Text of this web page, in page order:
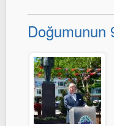
Doğumunun